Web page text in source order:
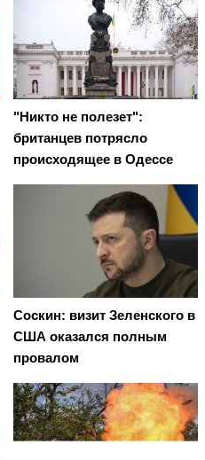
"Никто не полезет":
британцев потрясло
происходящее в Одессе
Соскин: визит Зеленского в
США оказался полным
провалом